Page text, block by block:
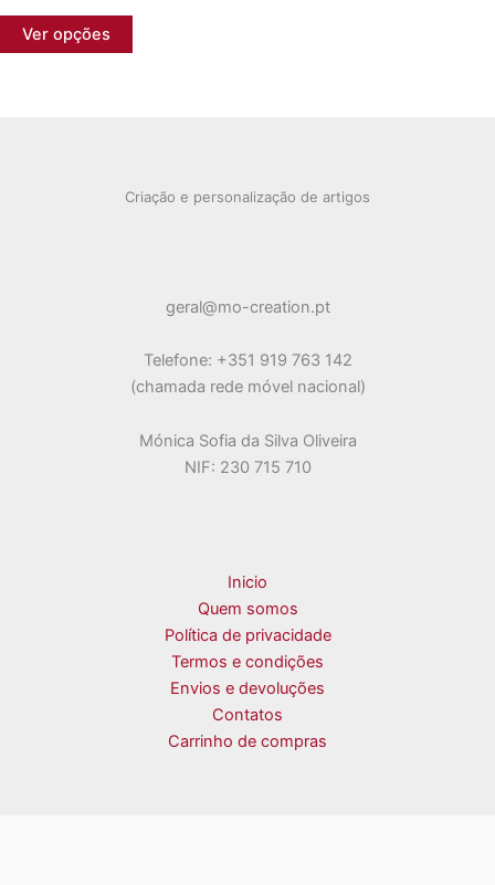
through
Ver opções
This
may
page
Criação e personalização de artigos
geral@mo-creation.pt
Telefone: +351 919 763 142
(chamada rede móvel nacional)
Mónica Sofia da Silva Oliveira
NIF: 230 715 710
Inicio
Quem somos
Política de privacidade
Termos e condições
Envios e devoluções
Contatos
Carrinho de compras